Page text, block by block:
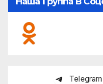
Telegram